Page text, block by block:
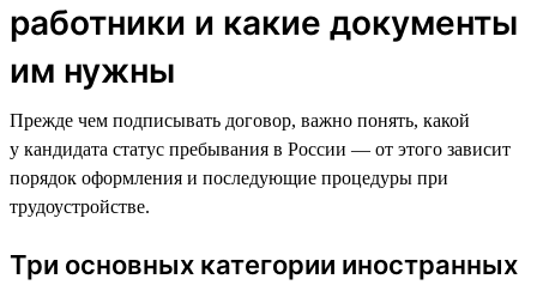
работники и какие документы
им нужны
Прежде чем подписывать договор, важно понять, какой
у кандидата статус пребывания в России — от этого зависит
порядок оформления и последующие процедуры при
трудоустройстве.
Три основных категории иностранных